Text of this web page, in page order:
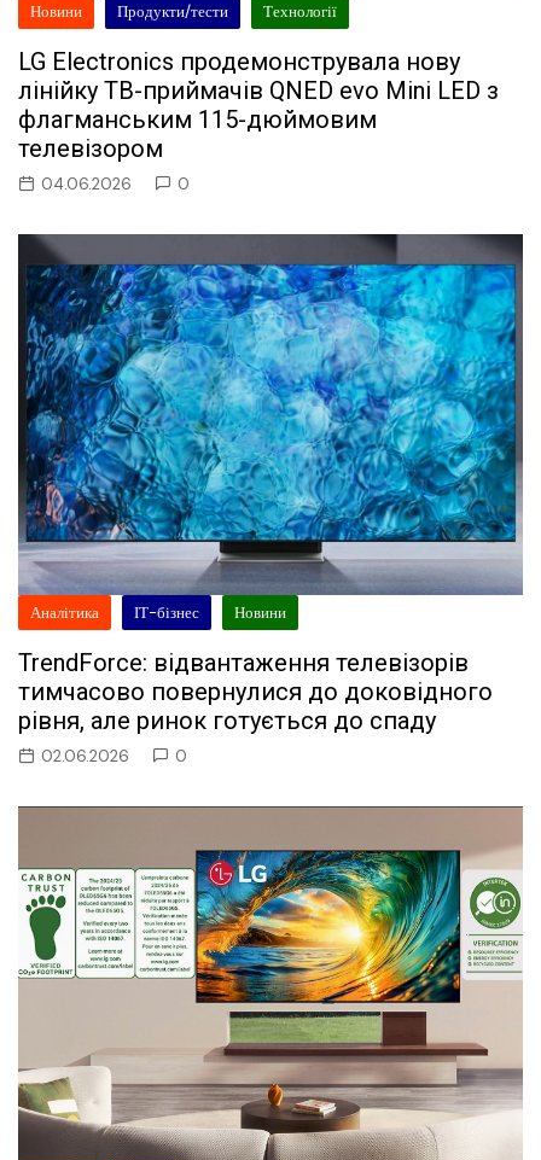
Новини Продукти/тести Технології
LG Electronics продемонструвала нову
лінійку ТВ-приймачів QNED evo Mini LED з
флагманським 115-дюймовим
телевізором
04.06.2026 0
Аналітика ІТ-бізнес Новини
TrendForce: відвантаження телевізорів
тимчасово повернулися до доковідного
рівня, але ринок готується до спаду
02.06.2026 0